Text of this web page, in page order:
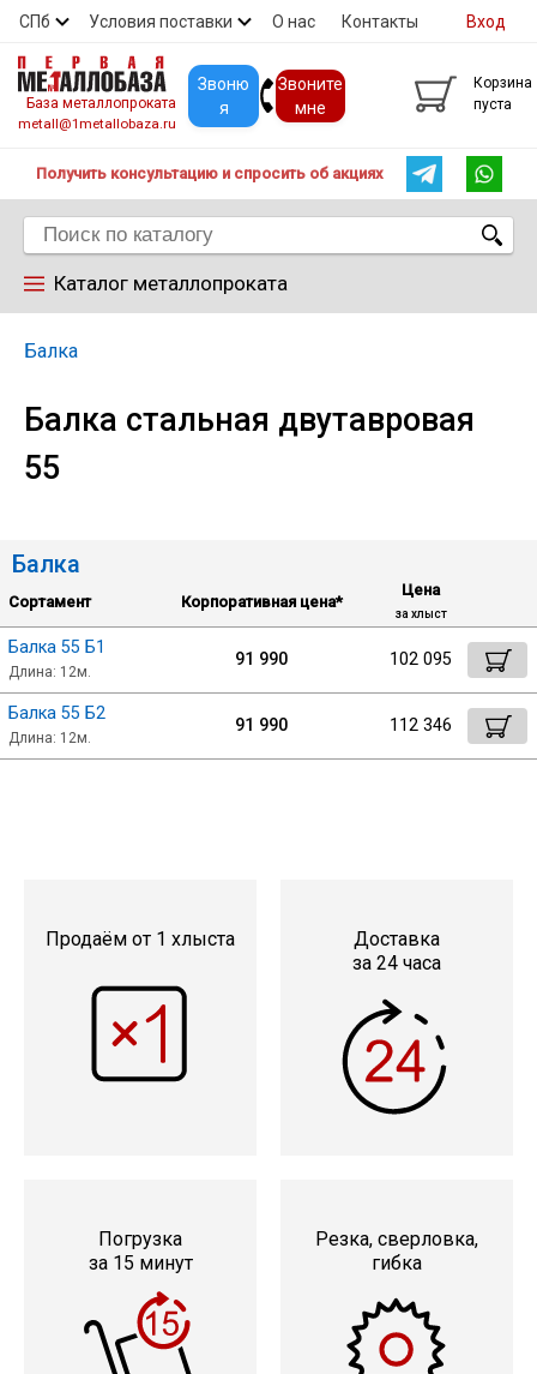
СПб Условия поставки О нас Контакты
Скидки Прайс Покупателям
Вход
База металлопроката
metall@1metallobaza.ru
Звоню
я
Звоните
мне
Корзина
пуста
Получить консультацию и спросить об акциях
Каталог металлопроката
Труба профильная
Уголок
Катанка
Круг
Столбы заборные
Балка
Балка стальная двутавровая
55
Балка
Сортамент Корпоративная цена*
Цена
за хлыст
Балка 55 Б1
Длина: 12м.
91 990 102 095
Балка 55 Б2
Длина: 12м.
91 990 112 346
Продаём от 1 хлыста
Доставка
за 24 часа
Погрузка
за 15 минут
Резка, сверловка,
гибка